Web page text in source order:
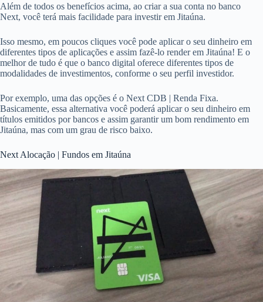
Além de todos os benefícios acima, ao criar a sua conta no banco
Next, você terá mais facilidade para investir em Jitaúna.
Isso mesmo, em poucos cliques você pode aplicar o seu dinheiro em
diferentes tipos de aplicações e assim fazê-lo render em Jitaúna! E o
melhor de tudo é que o banco digital oferece diferentes tipos de
modalidades de investimentos, conforme o seu perfil investidor.
Por exemplo, uma das opções é o Next CDB | Renda Fixa.
Basicamente, essa alternativa você poderá aplicar o seu dinheiro em
títulos emitidos por bancos e assim garantir um bom rendimento em
Jitaúna, mas com um grau de risco baixo.
Next Alocação | Fundos em Jitaúna